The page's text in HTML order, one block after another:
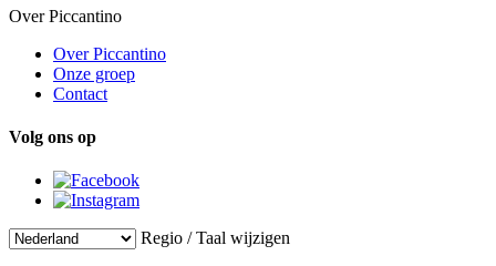
Over Piccantino
Over Piccantino
Onze groep
Contact
Volg ons op
Regio / Taal wijzigen